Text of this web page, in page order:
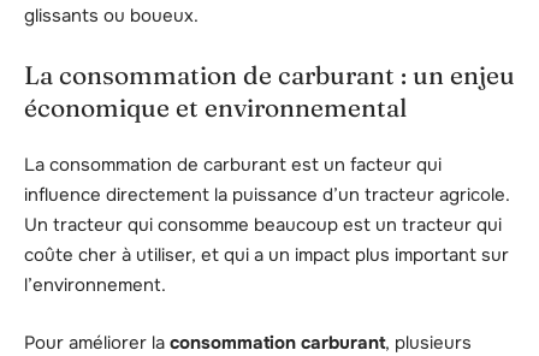
glissants ou boueux.
La consommation de carburant : un enjeu
économique et environnemental
La consommation de carburant est un facteur qui
influence directement la puissance d’un tracteur agricole.
Un tracteur qui consomme beaucoup est un tracteur qui
coûte cher à utiliser, et qui a un impact plus important sur
l’environnement.
Pour améliorer la consommation carburant, plusieurs